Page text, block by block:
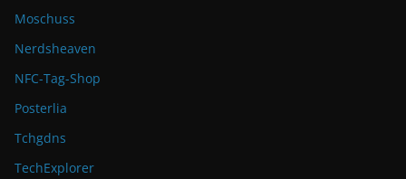
Moschuss
Nerdsheaven
NFC-Tag-Shop
Posterlia
Tchgdns
TechExplorer